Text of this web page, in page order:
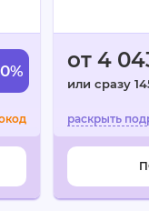
от 4
или сразу